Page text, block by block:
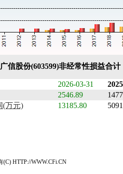
广信股份(603599)非经常性损益合
2026-03-31
2546.89
(万元)
13185.80
(C) HTTP://WWW.CFi.CN